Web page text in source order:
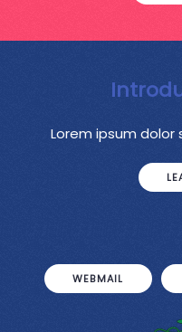
Lorem ipsum
WEBMAIL